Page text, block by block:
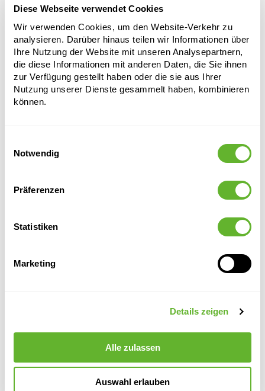
Diese Webseite verwendet Cookies
Wir verwenden Cookies, um den Website-Verkehr zu
analysieren. Darüber hinaus teilen wir Informationen über
Ihre Nutzung der Website mit unseren Analysepartnern,
die diese Informationen mit anderen Daten, die Sie ihnen
zur Verfügung gestellt haben oder die sie aus Ihrer
Nutzung unserer Dienste gesammelt haben, kombinieren
können.
Notwendig
Präferenzen
Statistiken
Marketing
Details zeigen
Alle zulassen
Auswahl erlauben
Wurzelfäule verursachen kann. Die Dracaena fragrans
'Dorado' sollte am besten in einem großzügigen
Pflanzgefäß mit einer gut drainierten Bodenmischung
gepflanzt werden. Es wird empfohlen, die Pflanze
jährlich umzupflanzen, um das Wachstum und die
Gesundheit zu fördern.
Höhe: